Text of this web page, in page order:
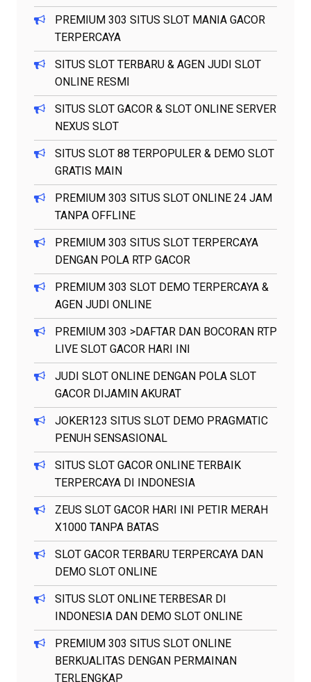
PREMIUM 303 SITUS SLOT MANIA GACOR
TERPERCAYA
SITUS SLOT TERBARU & AGEN JUDI SLOT
ONLINE RESMI
SITUS SLOT GACOR & SLOT ONLINE SERVER
NEXUS SLOT
SITUS SLOT 88 TERPOPULER & DEMO SLOT
GRATIS MAIN
PREMIUM 303 SITUS SLOT ONLINE 24 JAM
TANPA OFFLINE
PREMIUM 303 SITUS SLOT TERPERCAYA
DENGAN POLA RTP GACOR
PREMIUM 303 SLOT DEMO TERPERCAYA &
AGEN JUDI ONLINE
PREMIUM 303 >DAFTAR DAN BOCORAN RTP
LIVE SLOT GACOR HARI INI
JUDI SLOT ONLINE DENGAN POLA SLOT
GACOR DIJAMIN AKURAT
JOKER123 SITUS SLOT DEMO PRAGMATIC
PENUH SENSASIONAL
SITUS SLOT GACOR ONLINE TERBAIK
TERPERCAYA DI INDONESIA
ZEUS SLOT GACOR HARI INI PETIR MERAH
X1000 TANPA BATAS
SLOT GACOR TERBARU TERPERCAYA DAN
DEMO SLOT ONLINE
SITUS SLOT ONLINE TERBESAR DI
INDONESIA DAN DEMO SLOT ONLINE
PREMIUM 303 SITUS SLOT ONLINE
BERKUALITAS DENGAN PERMAINAN
TERLENGKAP